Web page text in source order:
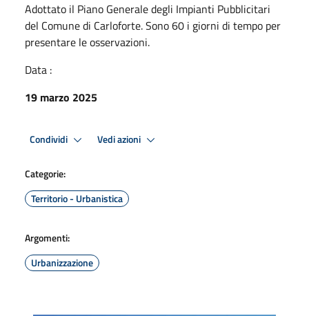
Adottato il Piano Generale degli Impianti Pubblicitari
del Comune di Carloforte. Sono 60 i giorni di tempo per
presentare le osservazioni.
Data :
19 marzo 2025
Condividi Vedi azioni
Categorie:
Territorio - Urbanistica
Argomenti:
Urbanizzazione